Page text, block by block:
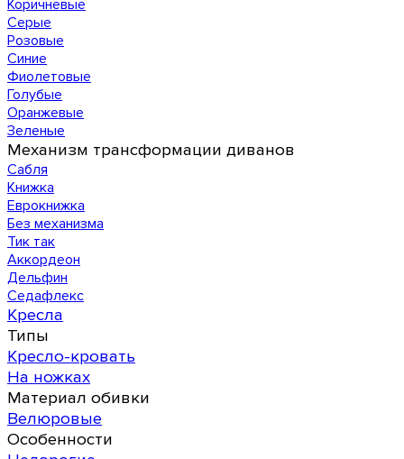
Коричневые
Серые
Розовые
Синие
Фиолетовые
Голубые
Оранжевые
Зеленые
Механизм трансформации диванов
Сабля
Книжка
Еврокнижка
Без механизма
Тик так
Аккордеон
Дельфин
Седафлекс
Кресла
Типы
Кресло-кровать
На ножках
Материал обивки
Велюровые
Особенности